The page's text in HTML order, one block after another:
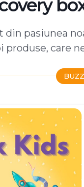
din pasiunea
produse, care